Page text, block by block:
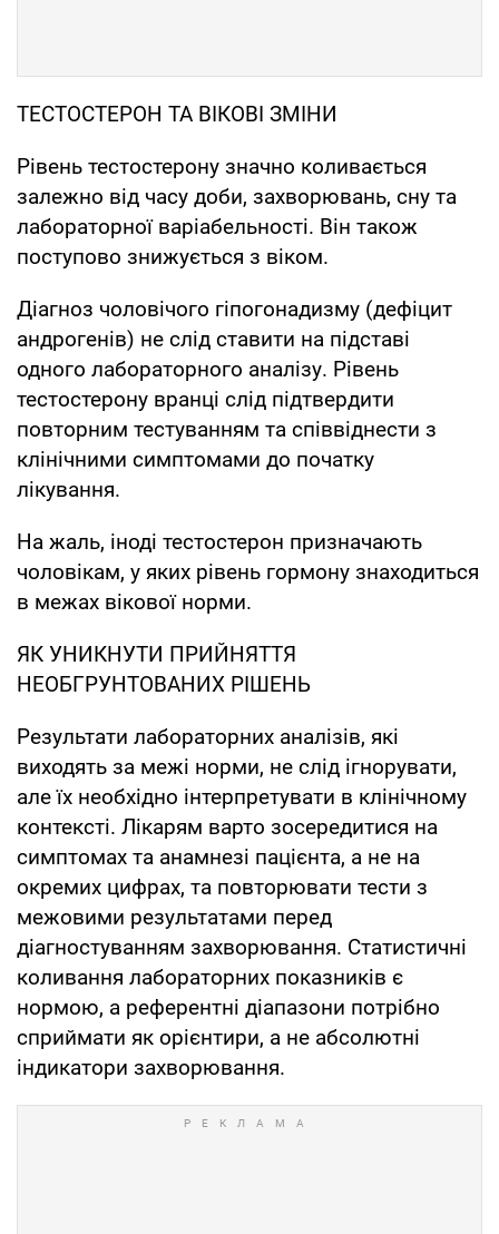
ТЕСТОСТЕРОН ТА ВІКОВІ ЗМІНИ
Рівень тестостерону значно коливається
залежно від часу доби, захворювань, сну та
лабораторної варіабельності. Він також
поступово знижується з віком.
Діагноз чоловічого гіпогонадизму (дефіцит
андрогенів) не слід ставити на підставі
одного лабораторного аналізу. Рівень
тестостерону вранці слід підтвердити
повторним тестуванням та співвіднести з
клінічними симптомами до початку
лікування.
На жаль, іноді тестостерон призначають
чоловікам, у яких рівень гормону знаходиться
в межах вікової норми.
ЯК УНИКНУТИ ПРИЙНЯТТЯ
НЕОБГРУНТОВАНИХ РІШЕНЬ
Результати лабораторних аналізів, які
виходять за межі норми, не слід ігнорувати,
але їх необхідно інтерпретувати в клінічному
контексті. Лікарям варто зосередитися на
симптомах та анамнезі пацієнта, а не на
окремих цифрах, та повторювати тести з
межовими результатами перед
діагностуванням захворювання. Статистичні
коливання лабораторних показників є
нормою, а референтні діапазони потрібно
сприймати як орієнтири, а не абсолютні
індикатори захворювання.